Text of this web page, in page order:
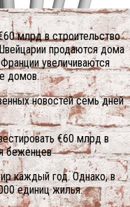
млрд в строительство
продаются дома
увеличиваются
домов.
новостей семь дней
€60 млрд в
беженцев
каждый год. Однако, в
единиц жилья.